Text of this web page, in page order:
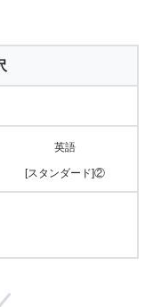
英語
[スタンダード]②